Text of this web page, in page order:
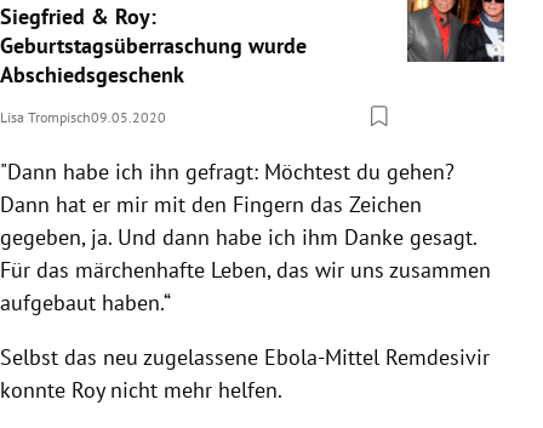
Siegfried & Roy:
Geburtstagsüberraschung wurde
Abschiedsgeschenk
Lisa Trompisch09.05.2020
"Dann habe ich ihn gefragt: Möchtest du gehen?
Dann hat er mir mit den Fingern das Zeichen
gegeben, ja. Und dann habe ich ihm Danke gesagt.
Für das märchenhafte Leben, das wir uns zusammen
aufgebaut haben.“
Selbst das neu zugelassene Ebola-Mittel Remdesivir
konnte Roynicht mehr helfen.